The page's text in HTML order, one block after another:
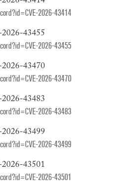
2026-43414
43455
2026-43455
2026-43470
2026-43470
43483
2026-43483
43499
2026-43499
43501
2026-43501